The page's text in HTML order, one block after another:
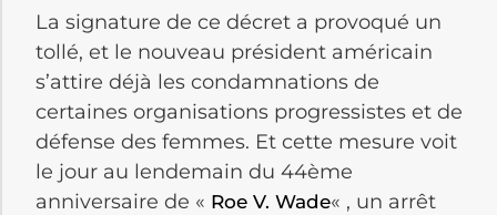
La signature de ce décret a provoqué un
tollé, et le nouveau président américain
s’attire déjà les condamnations de
certaines organisations progressistes et de
défense des femmes. Et cette mesure voit
le jour au lendemain du 44ème
anniversaire de « Roe V. Wade« , un arrêt